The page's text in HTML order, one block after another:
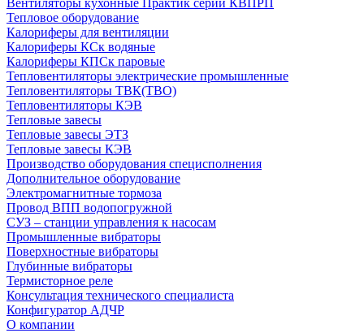
Вентиляторы кухонные Практик серии КВПРП
Тепловое оборудование
Калориферы для вентиляции
Калориферы КСк водяные
Калориферы КПСк паровые
Тепловентиляторы электрические промышленные
Тепловентиляторы ТВК(ТВО)
Тепловентиляторы КЭВ
Тепловые завесы
Тепловые завесы ЭТЗ
Тепловые завесы КЭВ
Производство оборудования специсполнения
Дополнительное оборудование
Электромагнитные тормоза
Провод ВПП водопогружной
СУЗ – станции управления к насосам
Промышленные вибраторы
Поверхностные вибраторы
Глубинные вибраторы
Термисторное реле
Консультация технического специалиста
Конфигуратор АДЧР
О компании